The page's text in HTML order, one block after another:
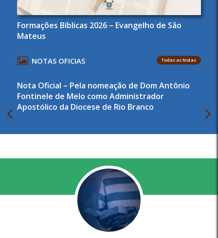
Formações Bíblicas 2026 – Evangelho de São
Mateus
NOTAS OFICIAS Todas as Notas
Nota Oficial – Pela nomeação de Dom Antônio
Fontinele de Melo como Administrador
Apostólico da Diocese de Rio Branco